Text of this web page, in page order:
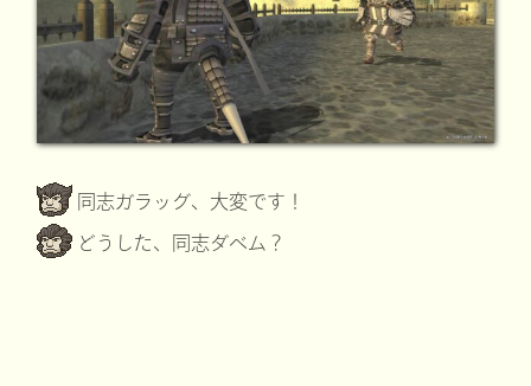
同志ガラッグ、大変です！
どうした、同志ダベム？